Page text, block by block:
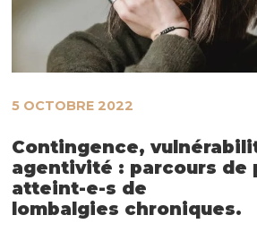
Contingence,
agentivité : parcours de
atteint-e-s de
lombalgies chroniques.
5 OCTOBRE 2022